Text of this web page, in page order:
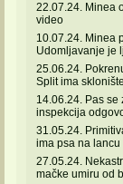
22.07.24. Minea
video
10.07.24. Minea
Udomljavanje je
25.06.24.
Split ima
14.06.24. Pas se
inspekcija
31.05.24.
ima psa na lancu
27.05.24.
mačke umiru od